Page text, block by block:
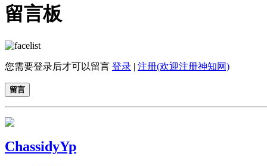
留言板
您需要登录后才可以留言 登录 | 注册(欢迎注册神知网)
留言
ChassidyYp